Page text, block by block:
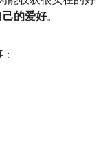
己的爱好。
：